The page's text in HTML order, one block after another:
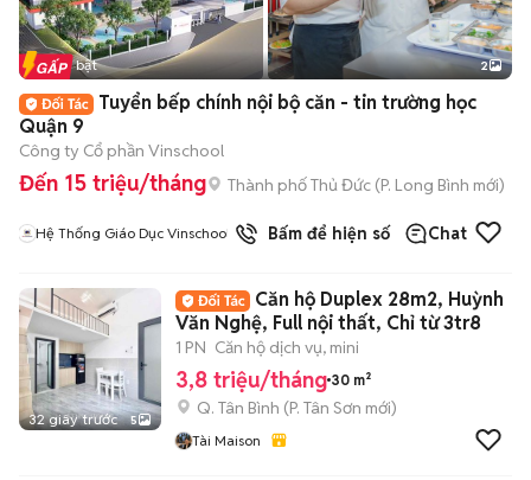
Tin nổi bật 2
Tuyển bếp chính nội bộ căn - tin trường học
Quận 9
Công ty Cổ phần Vinschool
Đến 15 triệu/tháng Thành phố Thủ Đức (P. Long Bình mới)
Hệ Thống Giáo Dục Vinschool Bấm để hiện số Chat
32 giây trước 5
Căn hộ Duplex 28m2, Huỳnh
Văn Nghệ, Full nội thất, Chỉ từ 3tr8
1 PN Căn hộ dịch vụ, mini
3,8 triệu/tháng 30 m²
Q. Tân Bình (P. Tân Sơn mới)
Tài Maison